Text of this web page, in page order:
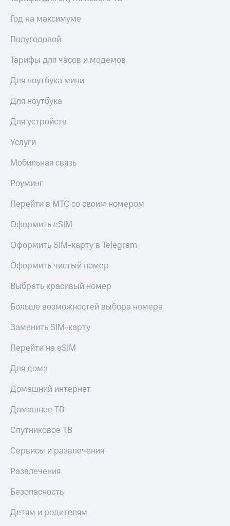
Год на максимуме
Полугодовой
Тарифы для часов и модемов
Для ноутбука мини
Для ноутбука
Для устройств
Услуги
Мобильная связь
Роуминг
Перейти в МТС со своим номером
Оформить eSIM
Оформить SIM-карту в Telegram
Оформить чистый номер
Выбрать красивый номер
Больше возможностей выбора номера
Заменить SIM-карту
Перейти на eSIM
Для дома
Домашний интернет
Домашнее ТВ
Спутниковое ТВ
Сервисы и развлечения
Развлечения
Безопасность
Детям и родителям